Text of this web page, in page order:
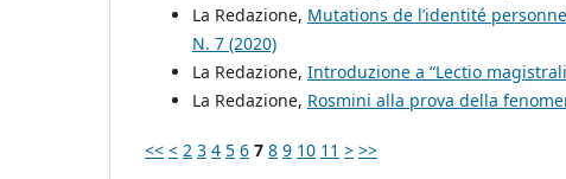
La Redazione, Mutations de l’identité
N. 7 (2020)
La Redazione, Introduzione a “Lectio
La Redazione, Rosmini alla prova della
<< < 2 3 4 5 6 7 8 9 10 11 > >>